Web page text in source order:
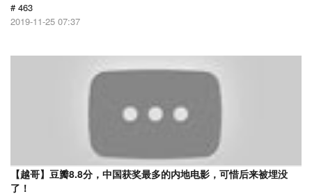
# 463
2019-11-25 07:37
【越哥】豆瓣8.8分，中国获奖最多的内地电影，可惜后来被埋没
了！